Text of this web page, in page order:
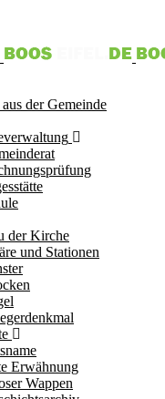
der Gemeinde
der Kirche
und Stationen
Erwähnung
Wappen